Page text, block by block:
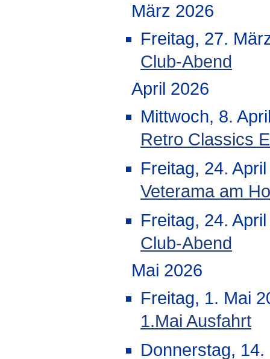
März 2026
Freitag, 27.
Club-Abend
April 2026
Mittwoch, 8.
Retro Classics
Freitag, 24.
Veterama am
Freitag, 24.
Club-Abend
Mai 2026
Freitag, 1. Mai
1.Mai Ausfahrt
Donnerstag,